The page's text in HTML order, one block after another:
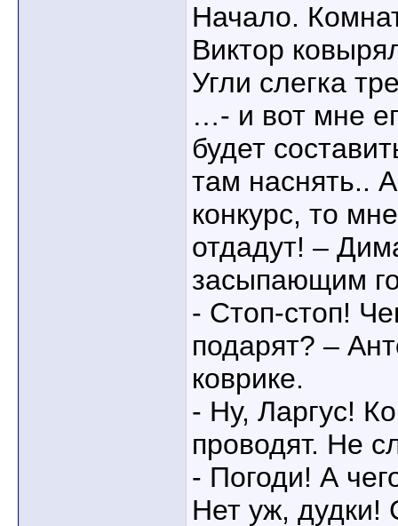
Начало.
Виктор
Угли слегка
…- и вот мне
будет
там наснять..
конкурс, то
отдадут! –
засыпающим
- Стоп-стоп!
подарят? –
коврике.
- Ну, Ларгус!
проводят. Не
- Погоди! А
Нет уж,